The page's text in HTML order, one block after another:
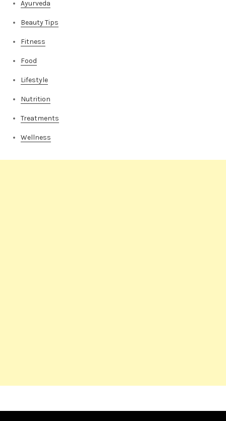
Ayurveda
Beauty Tips
Fitness
Food
Lifestyle
Nutrition
Treatments
Wellness